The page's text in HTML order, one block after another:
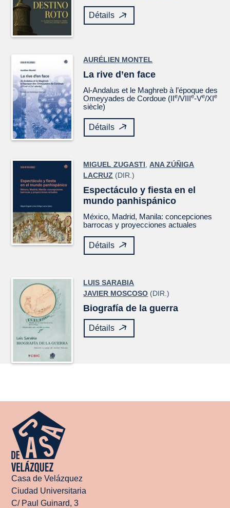
Détails
AURÉLIEN MONTEL
La rive d’en face
Al-Andalus et le Maghreb à l’époque des
Omeyyades de Cordoue (IIe/VIIIe-Ve/XIe
siècle)
Détails
MIGUEL ZUGASTI ,ANA ZÚÑIGA
LACRUZ (DIR.)
Espectáculo y fiesta en el
mundo panhispánico
México, Madrid, Manila: concepciones
barrocas y proyecciones actuales
Détails
LUIS SARABIA
JAVIER MOSCOSO (DIR.)
Biografía de la guerra
Détails
Casa de Velázquez
Ciudad Universitaria
C/ Paul Guinard, 3